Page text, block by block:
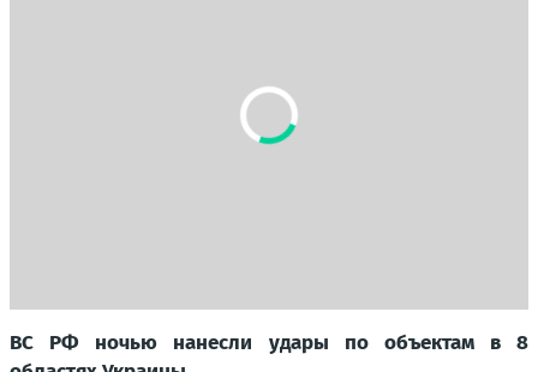
ВС РФ ночью нанесли удары по объектам в 8